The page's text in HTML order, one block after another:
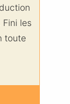
les
toute